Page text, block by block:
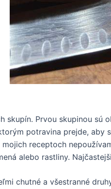
skupín. Prvou skupinou sú
potravina prejde,
receptoch
alebo rastliny.
chutné a všestranné